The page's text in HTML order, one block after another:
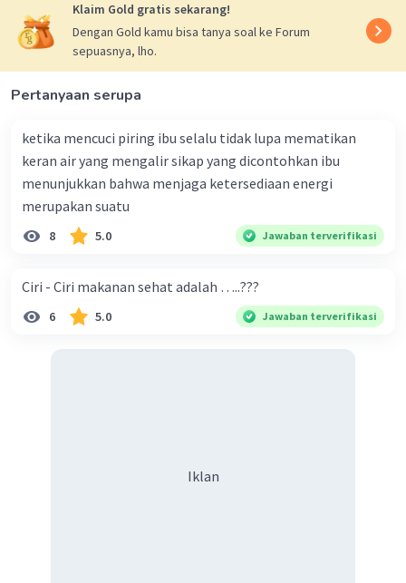
Klaim Gold gratis sekarang!
Dengan Gold kamu bisa tanya soal ke Forum
sepuasnya, lho.
Pertanyaan serupa
ketika mencuci piring ibu selalu tidak lupa mematikan
keran air yang mengalir sikap yang dicontohkan ibu
menunjukkan bahwa menjaga ketersediaan energi
merupakan suatu
8 5.0 Jawaban terverifikasi
Ciri - Ciri makanan sehat adalah …..???
6 5.0 Jawaban terverifikasi
Iklan